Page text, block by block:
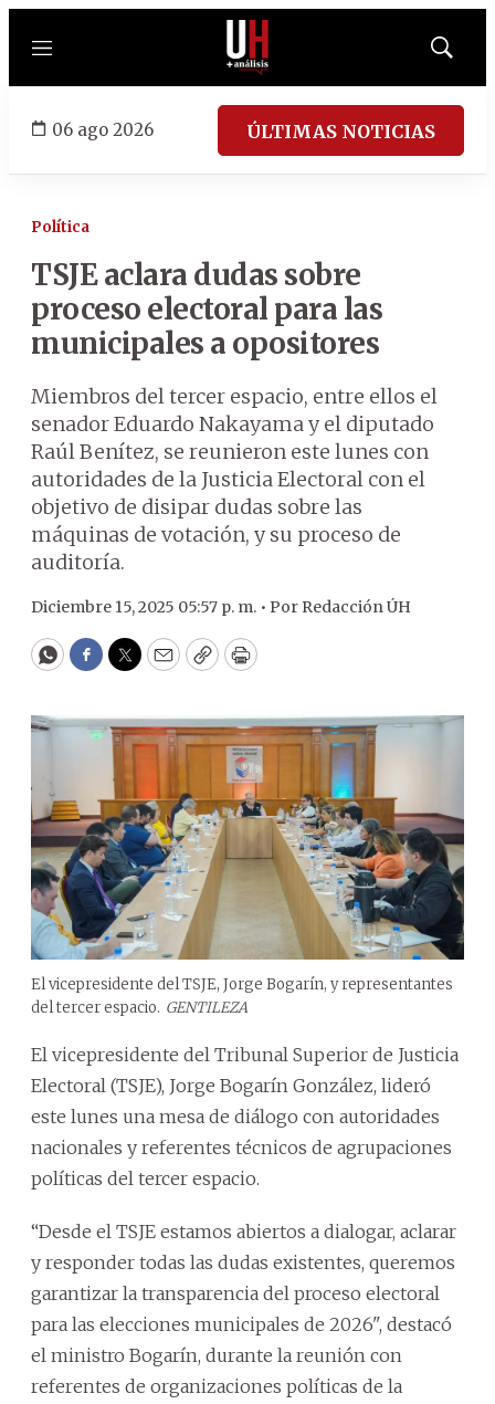
Menú
Mostrar
06 ago 2026 ÚLTIMAS NOTICIAS
Política
TSJE aclara dudas sobre
proceso electoral para las
municipales a opositores
Miembros del tercer espacio, entre ellos el
senador Eduardo Nakayama y el diputado
Raúl Benítez, se reunieron este lunes con
autoridades de la Justicia Electoral con el
objetivo de disipar dudas sobre las
máquinas de votación, y su proceso de
auditoría.
Diciembre 15, 2025 05:57 p. m. • Por Redacción ÚH
WhatsApp
Facebook
Twitter
EmailCopyPrint
El vicepresidente del TSJE, Jorge Bogarín, y representantes
del tercer espacio. GENTILEZA
El vicepresidente del Tribunal Superior de Justicia
Electoral (TSJE), Jorge Bogarín González, lideró
este lunes una mesa de diálogo con autoridades
nacionales y referentes técnicos de agrupaciones
políticas del tercer espacio.
“Desde el TSJE estamos abiertos a dialogar, aclarar
y responder todas las dudas existentes, queremos
garantizar la transparencia del proceso electoral
para las elecciones municipales de 2026", destacó
el ministro Bogarín, durante la reunión con
referentes de organizaciones políticas de la